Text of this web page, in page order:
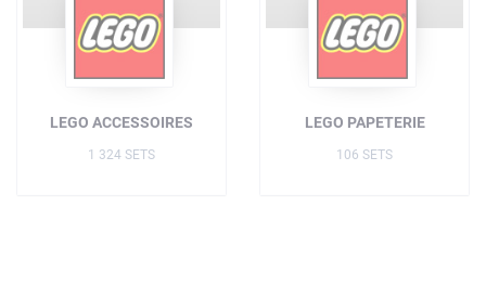
LEGO ACCESSOIRES
1 324 SETS
LEGO PAPETERIE
106 SETS